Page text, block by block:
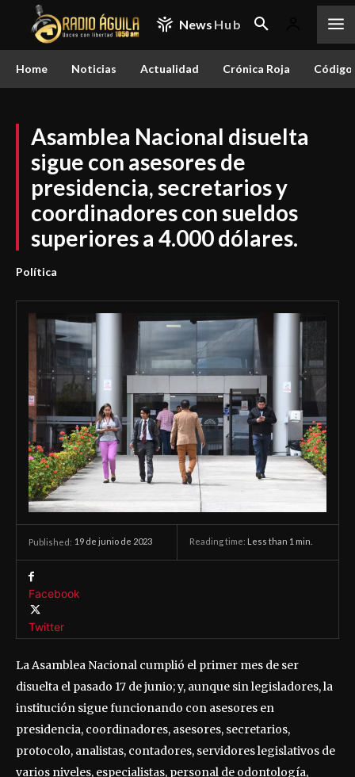
News Hub
Home Noticias Actualidad Crónica Roja
Asamblea Nacional disuelta
sigue con asesores de
presidencia, secretarios y
coordinadores con sueldos
superiores a 4.000 dólares.
Política
Published: 19 de junio de 2023 Reading time: Less than 1 min.
Facebook
Twitter
La Asamblea Nacional cumplió el primer mes de ser
disuelta el pasado 17 de junio; y, aunque sin legisladores, la
institución sigue funcionando con asesores en
presidencia, coordinadores, asesores, secretarios,
protocolo, analistas, contadores, servidores legislativos de
varios niveles, especialistas, personal de odontología,